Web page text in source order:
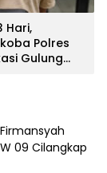
Hari,
Polres
Gulung
09 Cilangkap